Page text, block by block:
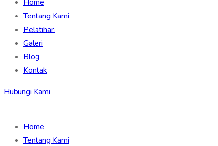
Home
Tentang Kami
Pelatihan
Galeri
Blog
Kontak
Hubungi Kami
Home
Tentang Kami